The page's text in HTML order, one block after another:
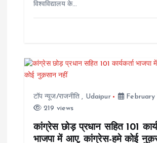
विश्वविद्यालय के…
टॉप न्यूज/राजनीति , Udaipur
February
219 views
कांग्रेस छोड़ प्रधान सहित 101
भाजपा में आए, कांग्रेस-हमे कोई